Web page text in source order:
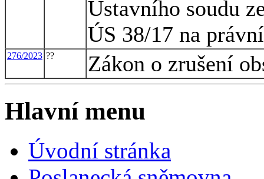
Ústavního soudu
ÚS 38/17 na
276/2023 ?? Zákon o zrušení
Hlavní menu
Úvodní stránka